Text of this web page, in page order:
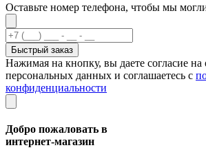
Оставьте номер телефона, чтобы мы
Быстрый заказ
Нажимая на кнопку, вы даете согласие на
персональных данных и соглашаетесь с
конфиденциальности
Добро пожаловать в
интернет-магазин